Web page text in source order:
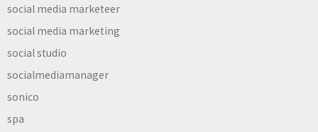
social media marketeer
social media marketing
social studio
socialmediamanager
sonico
spa